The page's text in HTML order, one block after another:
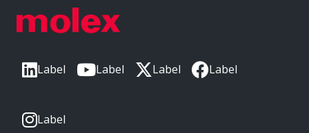
Label Label Label Label
Label